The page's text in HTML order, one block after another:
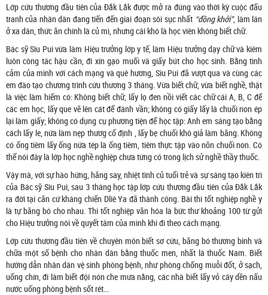
Lớp cứu thương đầu tiên của Đắk Lắk được mở ra đúng vào thời kỳ cuộc đấu
tranh của nhân dân đang tiến đến giai đoạn sôi sục nhất “đồng khởi”, làm lán
ở xa dân, thức ăn chính là củ mì, nhưng cái khó là học viên không biết chữ.
Bác sỹ Siu Pui vừa làm Hiệu trưởng lớp y tế, làm Hiệu trưởng dạy chữ và kiêm
luôn công tác hậu cần, đi xin gạo muối và giấy bút cho học sinh. Bằng tình
cảm của mình với cách mạng và quê hương, Siu Pui đã vượt qua và cùng các
em đào tạo chương trình cứu thương 3 tháng. Vừa biết chữ, vừa biết nghề, thật
là việc làm hiếm có: Không biết chữ, lấy lọ đen nồi viết các chữ cái A, B, C để
các em học, lấy que vẽ lên cát để đánh vần; không có giấy lấy lá chuối non ép
lại làm giấy; không có dụng cụ phương tiện để học tập: Anh em sáng tạo bằng
cách lấy le, nứa làm nẹp thươg cố định , lấy bẹ chuối khô giả làm băng. Không
có ống tiêm lấy ống nứa tép là ống tiêm, tiêm thực tập vào nõn chuối non. Có
thể nói đây là lớp học nghề nghiệp chưa từng có trong lịch sử nghề thầy thuốc.
Vậy mà, với sự hào hứng, hăng say, nhiệt tình củ tuổi trẻ và sự sáng tạo kiên trì
của Bác sỹ Siu Pui, sau 3 tháng học tập lớp cứu thương đầu tiên của Đắk Lắk
ra đời tại căn cứ kháng chiến Dliê Ya đã thành công. Bài thi tốt nghiệp nghề y
là tự băng bó cho nhau. Thi tốt nghiệp văn hóa là bức thư khoảng 100 từ gửi
cho Hiệu trưởng nói về quyết tâm của mình khi đi theo cách mạng.
Lớp cứu thương đầu tiên về chuyên môn biết sơ cứu, băng bó thương binh và
chữa một số bệnh cho nhân dân bằng thuốc men, nhất là thuốc Nam. Biết
hướng dẫn nhân dân vệ sinh phòng bệnh, như phòng chống muỗi đốt, ở sạch,
uống chín, đi làm biết đội nón che mưa nắng, các nhà biết lấy vỏ cây dền nấu
nước uống phòng bệnh sốt rét…